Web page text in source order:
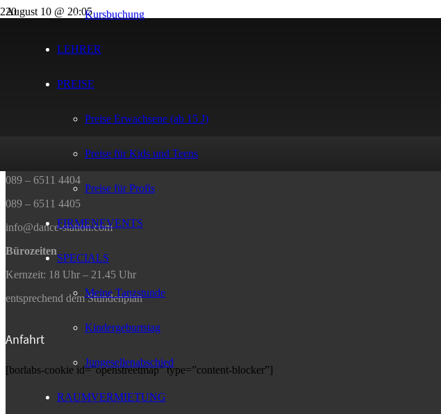
Kursbuchung
LEHRER
PREISE
Preise Erwachsene (ab 15 J)
Preise für Kids und Teens
Preise für Profis
FIRMENEVENTS
SPECIALS
Meine Tanzstunde
Kindergeburtstag
Jungesellenabschied
RAUMVERMIETUNG
August 10 @ 20:05
81543 München
089 – 6511 4404
089 – 6511 4405
info@dance-station.com
Bürozeiten
Kernzeit: 18 Uhr – 21.45 Uhr
entsprechend dem Stundenplan
Anfahrt
[borlabs-cookie id=”openstreetmap” type=”content-blocker”]